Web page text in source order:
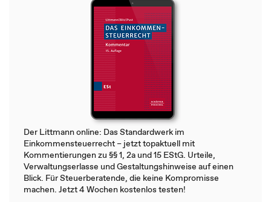
Der Littmann online: Das Standardwerk im
Einkommensteuerrecht – jetzt topaktuell mit
Kommentierungen zu §§ 1, 2a und 15 EStG. Urteile,
Verwaltungserlasse und Gestaltungshinweise auf einen
Blick. Für Steuerberatende, die keine Kompromisse
machen. Jetzt 4 Wochen kostenlos testen!